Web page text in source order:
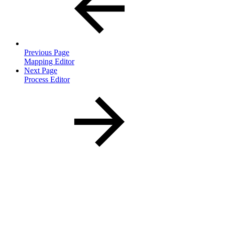
Previous Page
Mapping Editor
Next Page
Process Editor